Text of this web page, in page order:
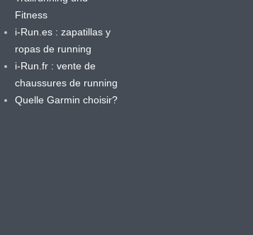
Fitness
i-Run.es : zapatillas y
ropas de running
i-Run.fr : vente de
chaussures de running
Quelle Garmin choisir?